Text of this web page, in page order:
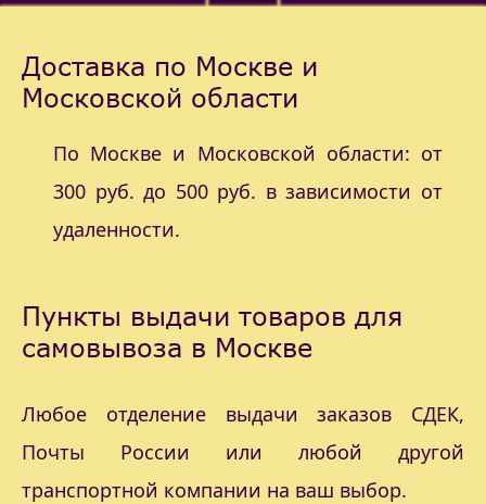
Доставка по Москве и
Московской области
По Москве и Московской области: от
300 руб. до 500 руб. в зависимости от
удаленности.
Пункты выдачи товаров для
самовывоза в Москве
Любое отделение выдачи заказов СДЕК,
Почты России или любой другой
транспортной компании на ваш выбор.